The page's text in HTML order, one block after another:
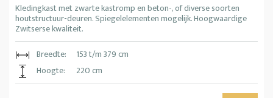
Kledingkast met zwarte kastromp en beton-, of diverse soorten
houtstructuur-deuren. Spiegelelementen mogelijk. Hoogwaardige
Zwitserse kwaliteit.
Breedte:
153 t/m 379 cm
Hoogte:
220 cm